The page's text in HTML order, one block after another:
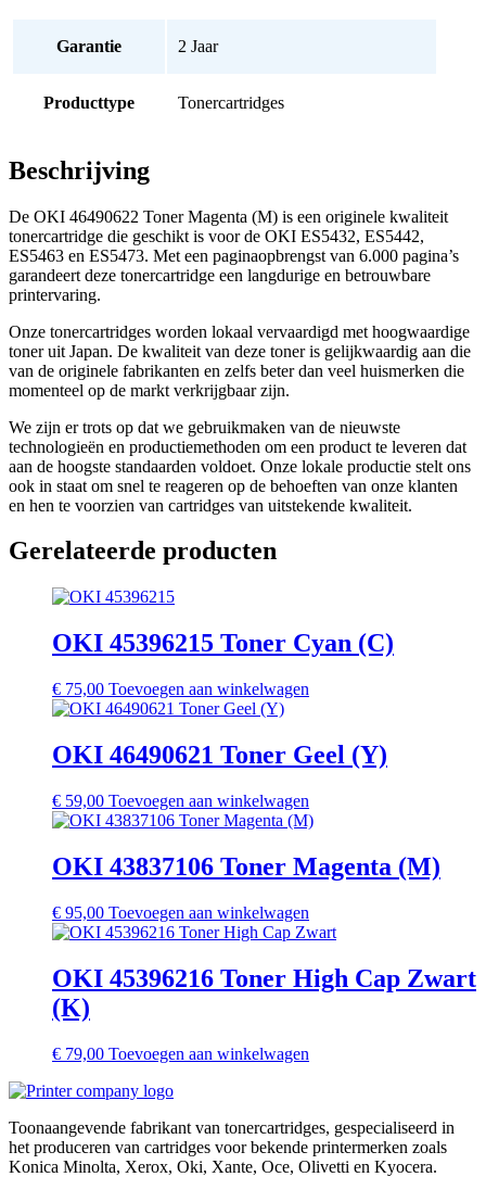
Garantie 2 Jaar
Producttype Tonercartridges
Beschrijving
De OKI 46490622 Toner Magenta (M) is een originele kwaliteit
tonercartridge die geschikt is voor de OKI ES5432, ES5442,
ES5463 en ES5473. Met een paginaopbrengst van 6.000 pagina’s
garandeert deze tonercartridge een langdurige en betrouwbare
printervaring.
Onze tonercartridges worden lokaal vervaardigd met hoogwaardige
toner uit Japan. De kwaliteit van deze toner is gelijkwaardig aan die
van de originele fabrikanten en zelfs beter dan veel huismerken die
momenteel op de markt verkrijgbaar zijn.
We zijn er trots op dat we gebruikmaken van de nieuwste
technologieën en productiemethoden om een product te leveren dat
aan de hoogste standaarden voldoet. Onze lokale productie stelt ons
ook in staat om snel te reageren op de behoeften van onze klanten
en hen te voorzien van cartridges van uitstekende kwaliteit.
Gerelateerde producten
OKI 45396215 Toner Cyan (C)
€ 75,00 Toevoegen aan winkelwagen
OKI 46490621 Toner Geel (Y)
€ 59,00 Toevoegen aan winkelwagen
OKI 43837106 Toner Magenta (M)
€ 95,00 Toevoegen aan winkelwagen
OKI 45396216 Toner High Cap Zwart
(K)
€ 79,00 Toevoegen aan winkelwagen
Toonaangevende fabrikant van tonercartridges, gespecialiseerd in
het produceren van cartridges voor bekende printermerken zoals
Konica Minolta, Xerox, Oki, Xante, Oce, Olivetti en Kyocera.